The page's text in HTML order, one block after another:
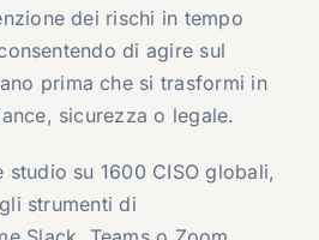
dei rischi in tempo
di agire sul
prima che si trasformi in
sicurezza o legale.
studio su 1600 CISO globali,
strumenti di